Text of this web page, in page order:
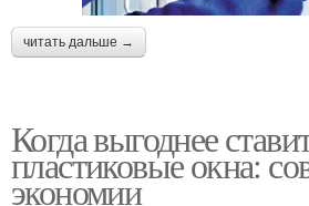
читать дальше →
Когда выгоднее
пластиковые окна:
экономии